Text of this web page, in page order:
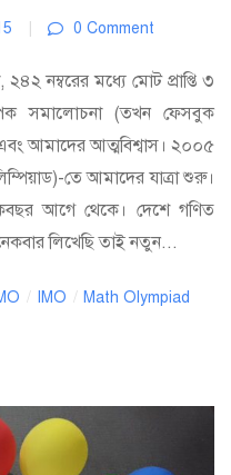
0 Comment
নম্বরের মধ্যে মোট প্রাপ্তি ৩
সমালোচনা (তখন ফেসবুক
আমাদের আত্মবিশ্বাস। ২০০৫
তে আমাদের যাত্রা শুরু।
আগে থেকে। দেশে গণিত
লিখেছি তাই নতুন...
/ IMO / Math Olympiad